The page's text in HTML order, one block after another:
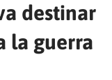
destinar
la guerra